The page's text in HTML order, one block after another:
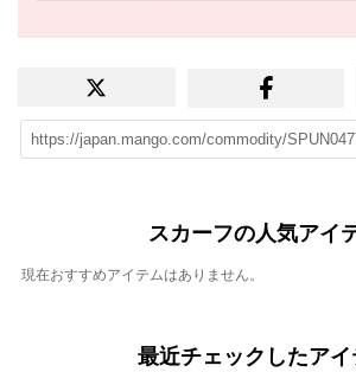
スカーフの人気アイ
現在おすすめアイテムはありません。
最近チェックしたア